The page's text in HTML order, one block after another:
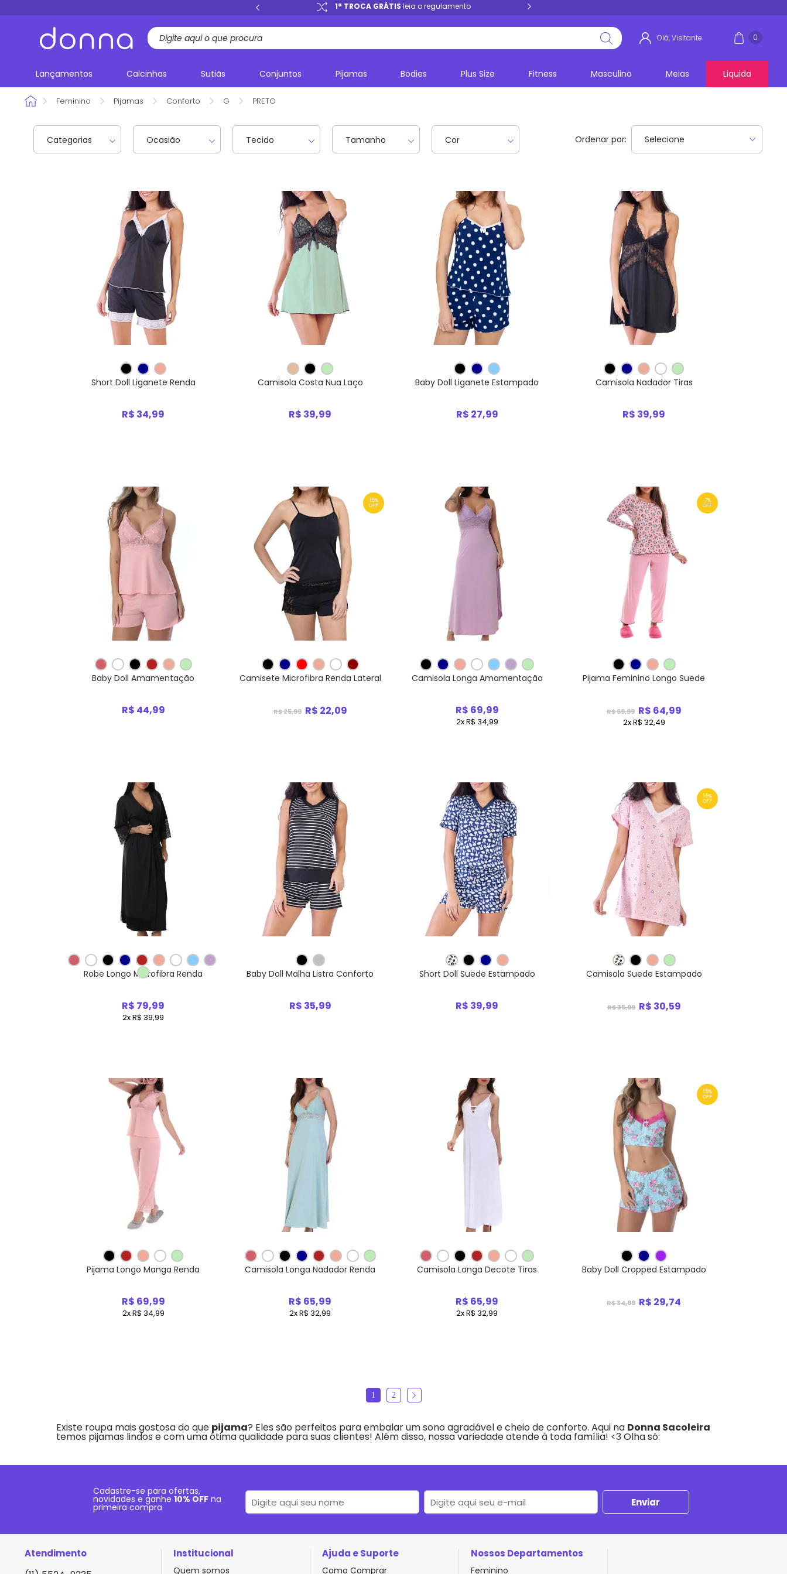
1ª TROCA GRÁTISleia o regulamento
Olá, Visitante 0
Lançamentos Calcinhas Sutiãs Conjuntos Pijamas Bodies Plus Size Fitness Masculino Meias Liquida
Feminino Pijamas Conforto G PRETO
Categorias Ocasião Tecido Tamanho Cor Ordenar por:
Short Doll Liganete Renda
R$ 34,99
Camisola Costa Nua Laço
R$ 39,99
Baby Doll Liganete Estampado
R$ 27,99
Camisola Nadador Tiras
R$ 39,99
Baby Doll Amamentação
R$ 44,99
15%
OFF
Camisete Microfibra Renda Lateral
R$ 25,99 R$ 22,09
Camisola Longa Amamentação
R$ 69,99
2x R$ 34,99
7%
OFF
Pijama Feminino Longo Suede
R$ 69,99 R$ 64,99
2x R$ 32,49
Robe Longo Microfibra Renda
R$ 79,99
2x R$ 39,99
Baby Doll Malha Listra Conforto
R$ 35,99
Short Doll Suede Estampado
R$ 39,99
15%
OFF
Camisola Suede Estampado
R$ 35,99 R$ 30,59
Pijama Longo Manga Renda
R$ 69,99
2x R$ 34,99
Camisola Longa Nadador Renda
R$ 65,99
2x R$ 32,99
Camisola Longa Decote Tiras
R$ 65,99
2x R$ 32,99
15%
OFF
Baby Doll Cropped Estampado
R$ 34,99 R$ 29,74
1 2
Existe roupa mais gostosa do que pijama? Eles são perfeitos para embalar um sono agradável e cheio de conforto. Aqui na Donna Sacoleira
temos pijamas lindos e com uma ótima qualidade para suas clientes! Além disso, nossa variedade atende à toda família! <3 Olha só:
Cadastre-se para ofertas,
novidades e ganhe 10% OFF na
primeira compra
Atendimento Institucional
Quem somos
Ajuda e Suporte
Como Comprar
Nossos Departamentos
Feminino